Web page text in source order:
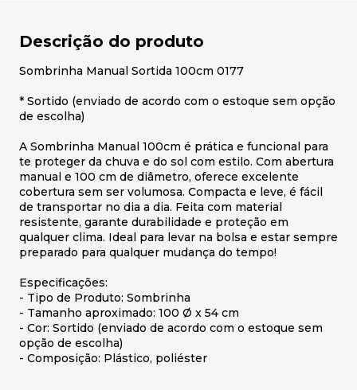
Descrição do produto
Sombrinha Manual Sortida 100cm 0177
* Sortido (enviado de acordo com o estoque sem opção
de escolha)
A Sombrinha Manual 100cm é prática e funcional para
te proteger da chuva e do sol com estilo. Com abertura
manual e 100 cm de diâmetro, oferece excelente
cobertura sem ser volumosa. Compacta e leve, é fácil
de transportar no dia a dia. Feita com material
resistente, garante durabilidade e proteção em
qualquer clima. Ideal para levar na bolsa e estar sempre
preparado para qualquer mudança do tempo!
Especificações:
- Tipo de Produto: Sombrinha
- Tamanho aproximado: 100 Ø x 54 cm
- Cor: Sortido (enviado de acordo com o estoque sem
opção de escolha)
- Composição: Plástico, poliéster